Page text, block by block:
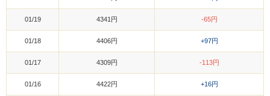
01/19 4341円 -65円
01/18 4406円 +97円
01/17 4309円 -113円
01/16 4422円 +16円